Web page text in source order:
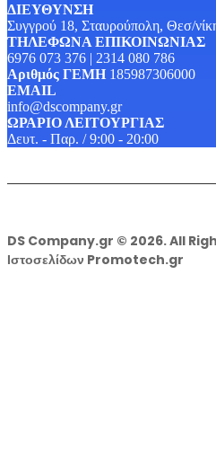
ΔΙΕΥΘΥΝΣΗ
Συγγρού 18, Σταυρούπολη, Θεσ/
ΤΗΛΕΦΩΝΑ ΕΠΙΚΟΙΝΩΝΙΑΣ
6976 073 376 | 2314 080 786
Αριθμός ΓΕΜΗ 185987306000
EMAIL
info@dscompany.gr
ΩΡΑΡΙΟ ΛΕΙΤΟΥΡΓΙΑΣ
Δευτ. - Παρ. / 9:00 - 20:00
DS Company.gr © 2026. All
Ιστοσελίδων Promotech.gr